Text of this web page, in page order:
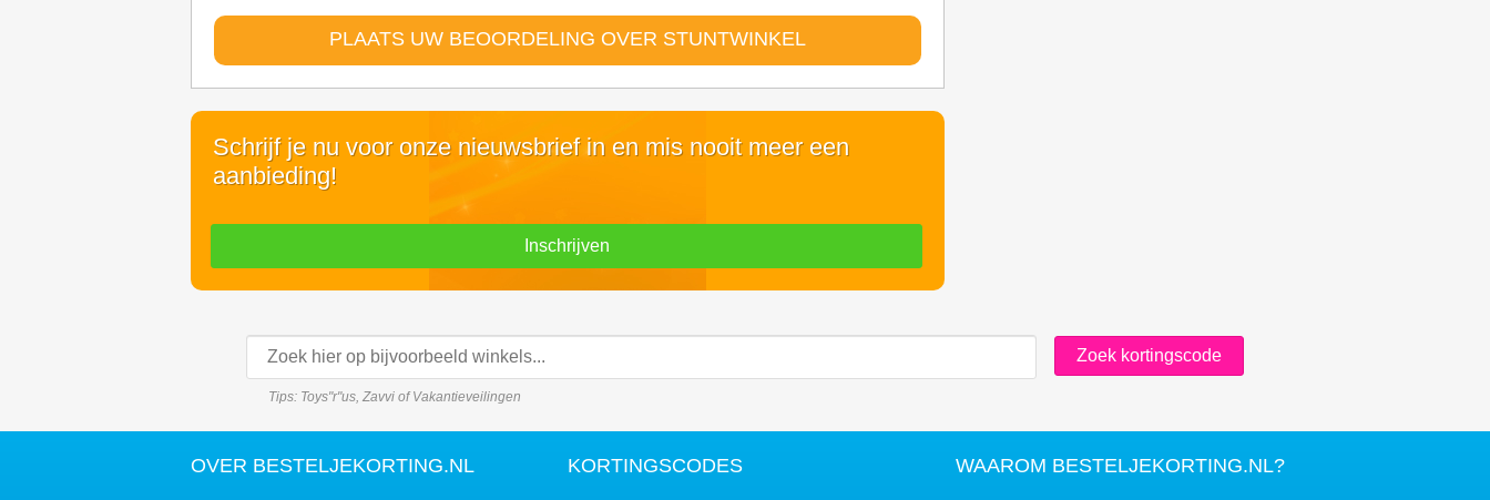
PLAATS UW BEOORDELING OVER STUNTWINKEL
Schrijf je nu voor onze nieuwsbrief in en mis nooit meer een
aanbieding!
Inschrijven
Tips: Toys"r"us, Zavvi of Vakantieveilingen
OVER BESTELJEKORTING.NL KORTINGSCODES WAAROM BESTELJEKORTING.NL?